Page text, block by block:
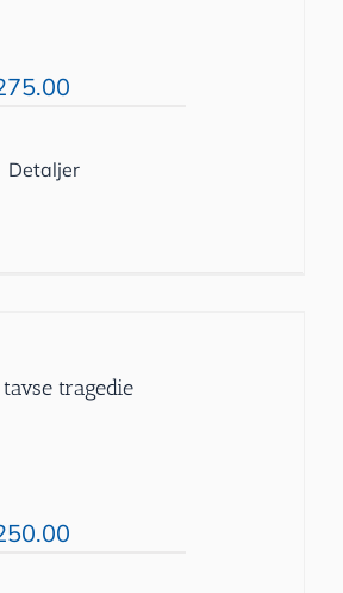
Detaljer
tragedie